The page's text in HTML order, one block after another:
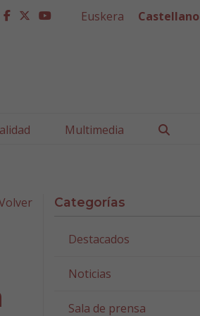
facebook
twitter
youtube
Euskera Castellano
Multimedia
Categorías
Destacados
Noticias
Sala de prensa